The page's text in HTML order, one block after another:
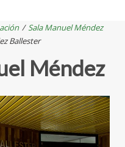
/Sala Manuel Méndez
Ballester
Méndez